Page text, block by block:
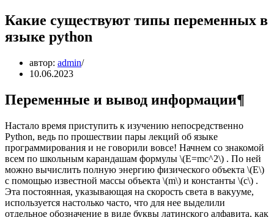
Какие существуют типы переменных в
языке python
автор: admin
10.06.2023
Переменные и вывод информации¶
Настало время приступить к изучению непосредственно
Python, ведь по прошествии пары лекций об языке
программирования и не говорили вовсе! Начнем со знакомой
всем по школьным карандашам формулы \(E=mc^2\) . По ней
можно вычислить полную энергию физического объекта \(E\)
с помощью известной массы объекта \(m\) и константы \(c\) .
Эта постоянная, указывающая на скорость света в вакууме,
используется настолько часто, что для нее выделили
отдельное обозначение в виде буквы латинского алфавита, как